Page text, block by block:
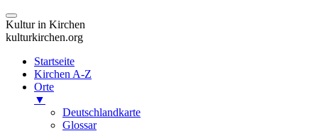
Kultur in Kirchen
kulturkirchen.org
Startseite
Kirchen A-Z
Orte
▼
Deutschlandkarte
Glossar